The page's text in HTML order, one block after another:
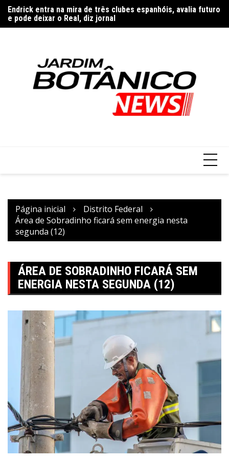
para
o
Endrick entra na mira de três clubes espanhóis, avalia futuro
e pode deixar o Real, diz jornal
Página inicial
Distrito Federal
Área de Sobradinho ficará sem energia nesta
segunda (12)
ÁREA DE SOBRADINHO FICARÁ SEM
ENERGIA NESTA SEGUNDA (12)